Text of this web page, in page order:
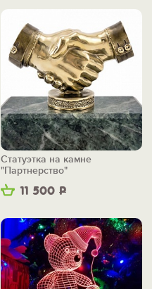
11 500 Р
Статуэтка на камне
"Партнерство"